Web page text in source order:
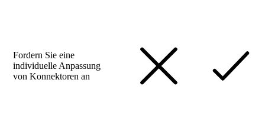
Fordern Sie eine
individuelle Anpassung
von Konnektoren an